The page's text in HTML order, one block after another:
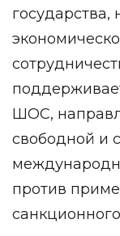
ШОС,
свободной и
против